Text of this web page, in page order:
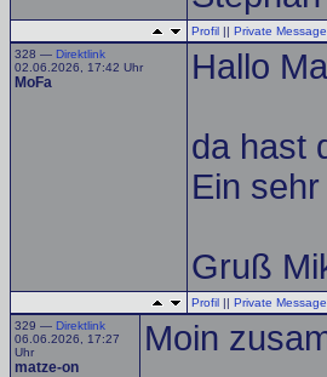
Profil || Private Message
328 — Direktlink
02.06.2026, 17:42 Uhr
MoFa Hallo
da hast
Ein
Gruß
Profil || Private Message
329 — Direktlink
06.06.2026, 17:27
Uhr
matze-on
Moin